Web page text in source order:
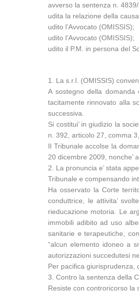
avverso la sentenza n.
udita la relazione della
udito l’Avvocato (OMISSIS);
udito l’Avvocato (OMISSIS);
udito il P.M. in persona del
1. La s.r.l. (OMISSIS)
A sostegno della
tacitamente rinnovato alla
successiva.
Si costitui’ in giudizio la
n. 392, articolo 27, comma
Il Tribunale accolse la
20 dicembre 2009, nonche’
2. La pronuncia e’ stata
Tribunale e compensando
Ha osservato la Corte
conduttrice, le attivita’
rieducazione motoria. Le
immobili adibito ad uso
sanitarie e terapeutiche,
“alcun elemento idoneo a
autorizzazioni succedutesi
Per pacifica giurisprudenza,
3. Contro la sentenza della
Resiste con controricorso la